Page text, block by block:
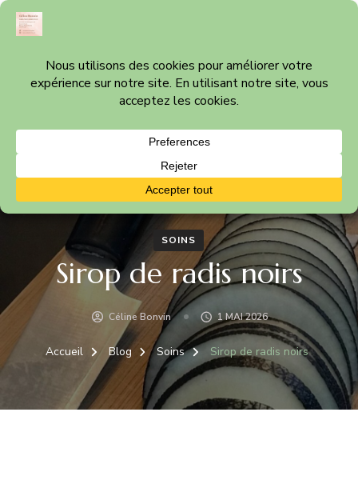
Céline Bonvin
Cabinet thérapeutique à Nyon – Vaud
SOINS
Sirop de radis noirs
Céline Bonvin 1 MAI 2026
Accueil Blog Soins Sirop de radis noirs